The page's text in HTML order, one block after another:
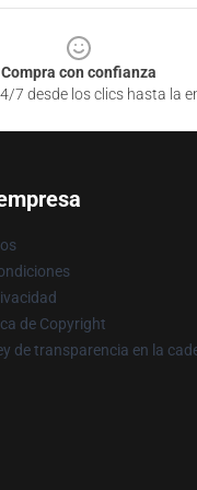
Compra con confianza
7 desde los clics hasta la
de Copyright
de transparencia en la